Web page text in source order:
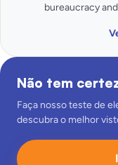
bureaucracy
Não tem
Faça nosso teste de
descubra o melhor